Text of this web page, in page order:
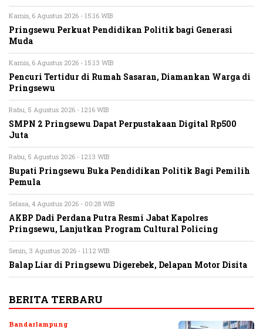
Kamis, 6 Agustus 2026 - 15:16 WIB
Pringsewu Perkuat Pendidikan Politik bagi Generasi
Muda
Kamis, 6 Agustus 2026 - 15:13 WIB
Pencuri Tertidur di Rumah Sasaran, Diamankan Warga di
Pringsewu
Rabu, 5 Agustus 2026 - 12:16 WIB
SMPN 2 Pringsewu Dapat Perpustakaan Digital Rp500
Juta
Rabu, 5 Agustus 2026 - 12:13 WIB
Bupati Pringsewu Buka Pendidikan Politik Bagi Pemilih
Pemula
Selasa, 4 Agustus 2026 - 00:28 WIB
AKBP Dadi Perdana Putra Resmi Jabat Kapolres
Pringsewu, Lanjutkan Program Cultural Policing
Senin, 3 Agustus 2026 - 11:12 WIB
Balap Liar di Pringsewu Digerebek, Delapan Motor Disita
BERITA TERBARU
Bandarlampung